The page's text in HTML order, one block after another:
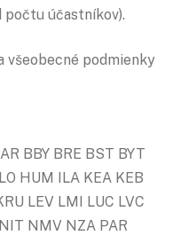
počtu účastníkov).
všeobecné podmienky
BBY BRE BST BYT
HUM ILA KEA KEB
LEV LMI LUC LVC
NMV NZA PAR